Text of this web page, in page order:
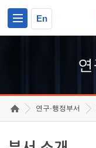
En
연구·행정부서